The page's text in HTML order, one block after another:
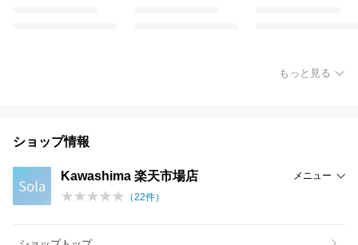
もっと見る
ショップ情報
Kawashima 楽天市場店
メニュー
（22件）